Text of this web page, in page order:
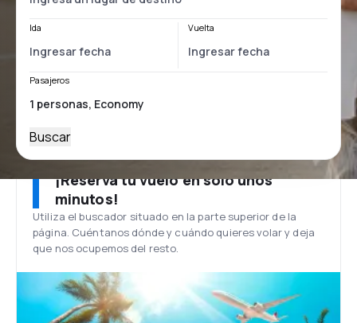
Ida Vuelta
Pasajeros
Buscar
¡Reserva tu vuelo en solo unos
minutos!
Utiliza el buscador situado en la parte superior de la
página. Cuéntanos dónde y cuándo quieres volar y deja
que nos ocupemos del resto.